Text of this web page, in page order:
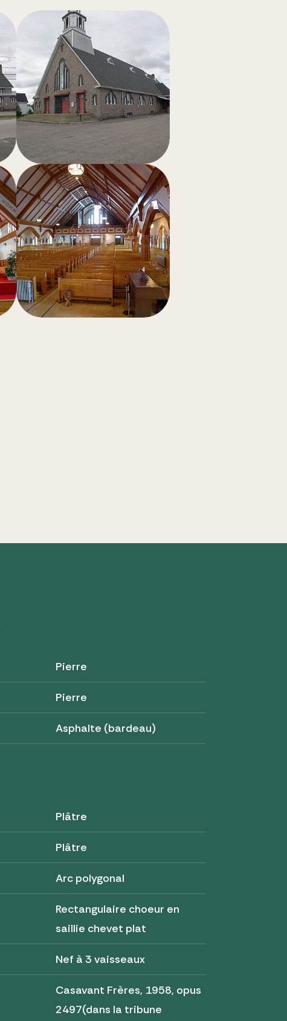
Pierre
Pierre
Asphalte (bardeau)
Plâtre
Plâtre
Arc polygonal
Rectangulaire choeur en
saillie chevet plat
Nef à 3 vaisseaux
Casavant Frères, 1958, opus
2497(dans la tribune